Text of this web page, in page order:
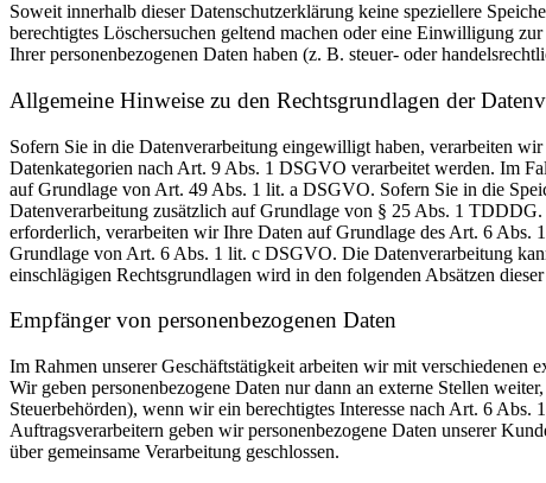
Soweit innerhalb dieser Datenschutzerklärung keine speziellere
berechtigtes Löschersuchen geltend machen oder eine Einwilligung
Ihrer personenbezogenen Daten haben (z. B. steuer- oder
Allgemeine Hinweise zu den Rechtsgrundlagen der
Sofern Sie in die Datenverarbeitung eingewilligt haben, verarbeiten
Datenkategorien nach Art. 9 Abs. 1 DSGVO verarbeitet werden. Im
auf Grundlage von Art. 49 Abs. 1 lit. a DSGVO. Sofern Sie in die
Datenverarbeitung zusätzlich auf Grundlage von § 25 Abs. 1
erforderlich, verarbeiten wir Ihre Daten auf Grundlage des Art. 6
Grundlage von Art. 6 Abs. 1 lit. c DSGVO. Die Datenverarbeitung
einschlägigen Rechtsgrundlagen wird in den folgenden Absätzen
Empfänger von personenbezogenen Daten
Im Rahmen unserer Geschäftstätigkeit arbeiten wir mit verschiedenen
Wir geben personenbezogene Daten nur dann an externe Stellen
Steuerbehörden), wenn wir ein berechtigtes Interesse nach Art. 6
Auftragsverarbeitern geben wir personenbezogene Daten unserer
über gemeinsame Verarbeitung geschlossen.